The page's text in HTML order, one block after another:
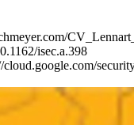
isec.a.398